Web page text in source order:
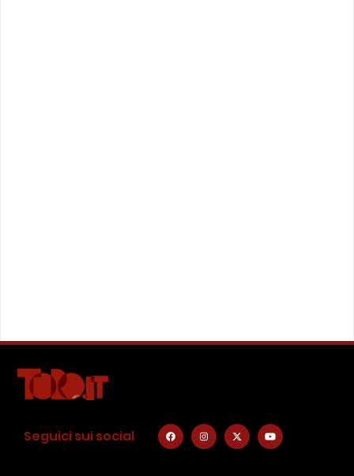
Seguici sui social